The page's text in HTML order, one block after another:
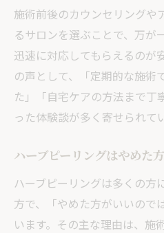
施術前後のカウンセリングや
るサロンを選ぶことで、万が
迅速に対応してもらえるのが
の声として、「定期的な施術
た」「自宅ケアの方法まで丁
った体験談が多く寄せられて
ハーブピーリングはやめた
ハーブピーリングは多くの方
方で、「やめた方がいいので
います。その主な理由は、施